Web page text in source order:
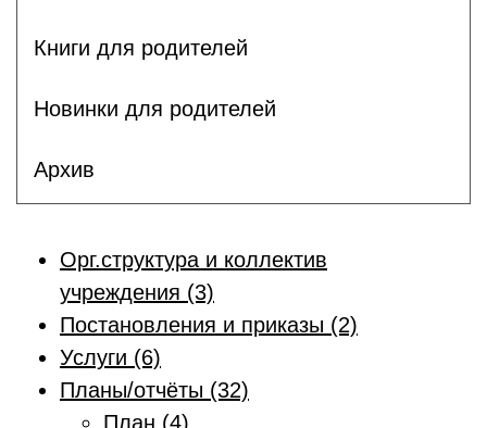
Книги для родителей
Новинки для родителей
Архив
Орг.структура и коллектив
учреждения (3)
Постановления и приказы (2)
Услуги (6)
Планы/отчёты (32)
План (4)